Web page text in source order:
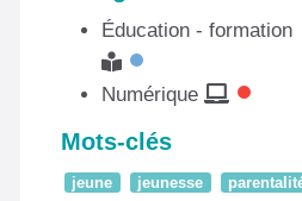
Éducation - formation
Numérique
Mots-clés
jeune jeunesse